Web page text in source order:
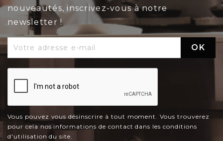
nouveautés, inscrivez-vous à notre
newsletter !
Vous pouvez vous désinscrire à tout moment. Vous trouverez
pour cela nos informations de contact dans les conditions
d'utilisation du site.